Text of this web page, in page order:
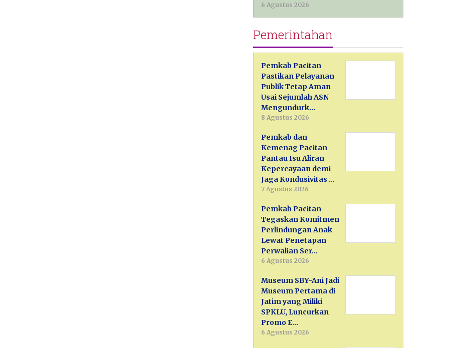
6 Agustus 2026
Pemerintahan
Pemkab Pacitan
Pastikan Pelayanan
Publik Tetap Aman
Usai Sejumlah ASN
Mengundurk…
8 Agustus 2026
Pemkab dan
Kemenag Pacitan
Pantau Isu Aliran
Kepercayaan demi
Jaga Kondusivitas …
7 Agustus 2026
Pemkab Pacitan
Tegaskan Komitmen
Perlindungan Anak
Lewat Penetapan
Perwalian Ser…
6 Agustus 2026
Museum SBY-Ani Jadi
Museum Pertama di
Jatim yang Miliki
SPKLU, Luncurkan
Promo E…
6 Agustus 2026